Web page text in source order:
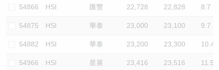
54866 HSI 匯豐 22,728 22,828 8.7
54875 HSI 華泰 23,000 23,100 9.7
54882 HSI 華泰 23,200 23,300 10.4
54966 HSI 星展 23,416 23,516 11.5